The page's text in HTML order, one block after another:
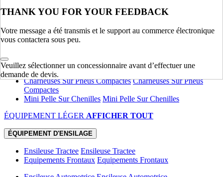
THANK YOU FOR YOUR FEEDBACK
Votre message a été transmis et le support au commerce électronique
vous contactera sous peu.
Veuillez sélectionner un concessionnaire avant d’effectuer une
demande de devis.
Chargeuses Compactes Sur Chenilles
Chargeuses Compactes
Minichargeuses Minichargeuses
Charheuses Sur Pneus Compactes Charheuses Sur Pneus
Compactes
Mini Pelle Sur Chenilles Mini Pelle Sur Chenilles
ÉQUIPEMENT LÉGER AFFICHER TOUT
ÉQUIPEMENT D'ENSILAGE
Ensileuse Tractee Ensileuse Tractee
Equipements Frontaux Equipements Frontaux